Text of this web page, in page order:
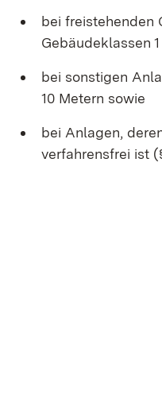
bei freistehenden
Gebäudeklassen
bei sonstigen
10 Metern sowie
bei Anlagen,
verfahrensfrei ist